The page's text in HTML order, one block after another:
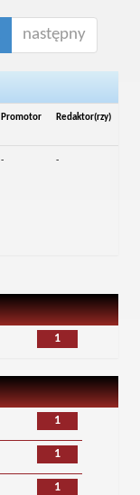
następny
Promotor Redaktor(rzy)
- -
1
1
1
1